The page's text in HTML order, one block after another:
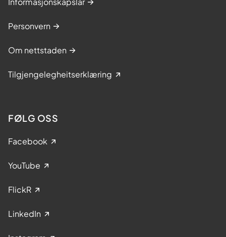
Personvern
Om nettstaden
Tilgjengelegheitserklæring
FØLG OSS
Facebook
YouTube
FlickR
LinkedIn